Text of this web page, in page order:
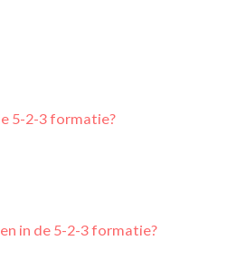
5-2-3 formatie?
in de 5-2-3 formatie?